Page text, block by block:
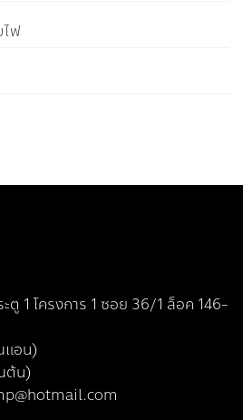
ฟ
ตู 1 โครงการ 1 ซอย 36/1 ล็อค 146-
อน)
ต้น)